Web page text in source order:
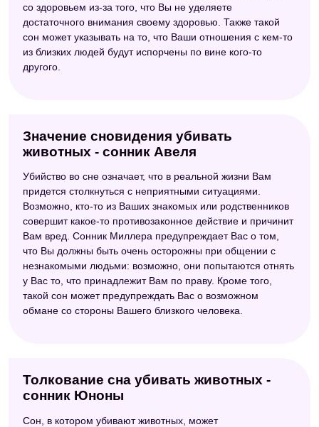
со здоровьем из-за того, что Вы не уделяете
достаточного внимания своему здоровью. Также такой
сон может указывать на то, что Ваши отношения с кем-то
из близких людей будут испорчены по вине кого-то
другого.
Значение сновидения убивать
животных - сонник Авеля
Убийство во сне означает, что в реальной жизни Вам
придется столкнуться с неприятными ситуациями.
Возможно, кто-то из Ваших знакомых или родственников
совершит какое-то противозаконное действие и причинит
Вам вред. Сонник Миллера предупреждает Вас о том,
что Вы должны быть очень осторожны при общении с
незнакомыми людьми: возможно, они попытаются отнять
у Вас то, что принадлежит Вам по праву. Кроме того,
такой сон может предупреждать Вас о возможном
обмане со стороны Вашего близкого человека.
Толкование сна убивать животных -
сонник Юноны
Сон, в котором убивают животных, может